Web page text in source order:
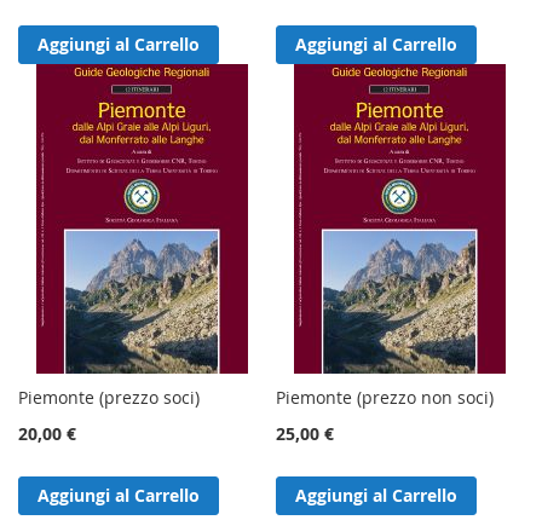
Aggiungi al Carrello Aggiungi al Carrello
Piemonte (prezzo soci)
20,00 €
Aggiungi al Carrello
Piemonte (prezzo non soci)
25,00 €
Aggiungi al Carrello